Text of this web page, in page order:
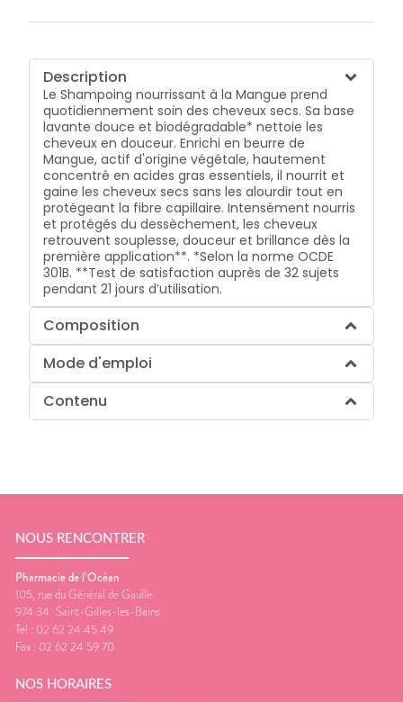
Description
Le Shampoing nourrissant à la Mangue prend
quotidiennement soin des cheveux secs. Sa base
lavante douce et biodégradable* nettoie les
cheveux en douceur. Enrichi en beurre de
Mangue, actif d'origine végétale, hautement
concentré en acides gras essentiels, il nourrit et
gaine les cheveux secs sans les alourdir tout en
protégeant la fibre capillaire. Intensément nourris
et protégés du dessèchement, les cheveux
retrouvent souplesse, douceur et brillance dès la
première application**. *Selon la norme OCDE
301B. **Test de satisfaction auprès de 32 sujets
pendant 21 jours d’utilisation.
Composition
Mode d'emploi
Contenu
NOUS RENCONTRER
Pharmacie de l’Océan
105, rue du Général de Gaulle
974 34 Saint-Gilles-les-Bains
Tel : 02 62 24 45 49
Fax : 02 62 24 59 70
NOS HORAIRES